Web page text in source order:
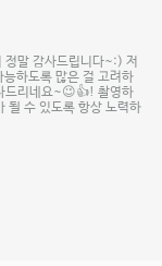
말 감사드립니다~:) 저
하도록 많은 걸 고려하
드리네요~😉👍! 촬영하
될 수 있도록 항상 노력하